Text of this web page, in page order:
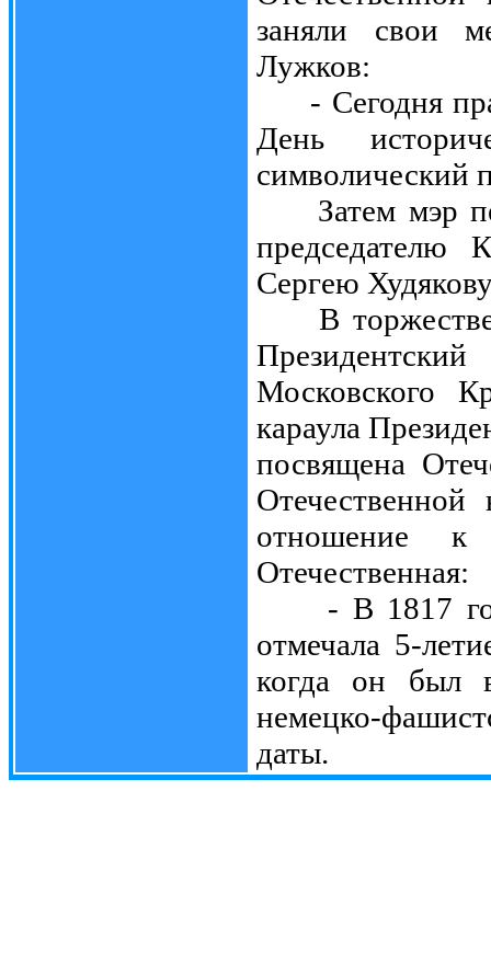
заняли свои
Лужков:
- Сегодня
День
символический
Затем мэр
председателю
Сергею
В
Московского
караула
посвящена
отношение
Отечественная:
- В 1817
отмечала 5-
когда он был
немецко-
даты.